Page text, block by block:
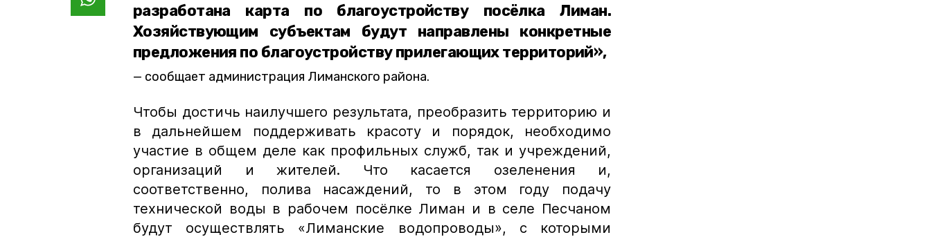
разработана карта по благоустройству посёлка Лиман.
Хозяйствующим субъектам будут направлены конкретные
предложения по благоустройству прилегающих территорий»,
сообщает администрация Лиманского района.
Чтобы достичь наилучшего результата, преобразить территорию и
в дальнейшем поддерживать красоту и порядок, необходимо
участие в общем деле как профильных служб, так и учреждений,
организаций и жителей. Что касается озеленения и,
соответственно, полива насаждений, то в этом году подачу
технической воды в рабочем посёлке Лиман и в селе Песчаном
будут осуществлять «Лиманские водопроводы», с которыми